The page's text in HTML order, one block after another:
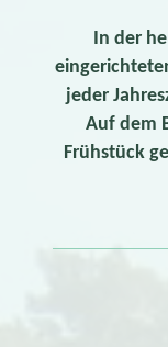
In der
jeder
Auf dem
Frühstück